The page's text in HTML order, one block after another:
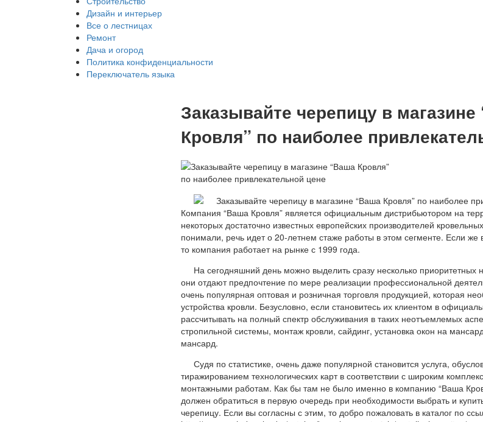
Дизайн и интерьер
Все о лестницах
Ремонт
Дача и огород
Политика конфиденциальности
Переключатель языка
Заказывайте черепицу в
Кровля” по наиболее
Компания “Ваша Кровля” является официальным дистрибьютором на
некоторых достаточно известных европейских производителей
понимали, речь идет о 20-летнем стаже работы в этом сегменте. Если же
то компания работает на рынке с 1999 года.
На сегодняшний день можно выделить сразу несколько приоритетных
они отдают предпочтение по мере реализации профессиональной
очень популярная оптовая и розничная торговля продукцией, которая
устройства кровли. Безусловно, если становитесь их клиентом в
рассчитывать на полный спектр обслуживания в таких неотъемлемых
стропильной системы, монтаж кровли, сайдинг, установка окон на
мансард.
Судя по статистике, очень даже популярной становится услуга,
тиражированием технологических карт в соответствии с широким
монтажными работам. Как бы там не было именно в компанию “Ваша
должен обратиться в первую очередь при необходимости выбрать и
черепицу. Если вы согласны с этим, то добро пожаловать в каталог по